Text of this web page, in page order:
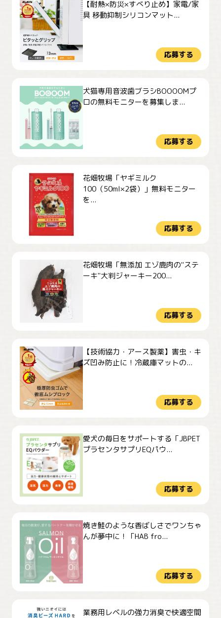
【耐熱×防災×すべり止め】家電/家
具 移動抑制シリコンマット...
応募する
犬猫専用音波歯ブラシBOOOOMプ
ロの無料モニターを募集しま...
応募する
花畑牧場「ヤギミルク
100（50ml×2袋）」無料モニター
を...
応募する
花畑牧場「無添加 エゾ鹿肉の"ステ
ーキ"大判ジャーキー200...
応募する
【技術協力・アース製薬】害虫・キ
ズ凹み防止に！冷蔵庫マットの...
応募する
愛犬の毎日をサポートする「JBPET
プラセンタサプリEQパウ...
応募する
焼き鮭のような香ばしさでワンちゃ
んが夢中に！「HAB fro...
応募する
業務用レベルの強力消臭で快適空間